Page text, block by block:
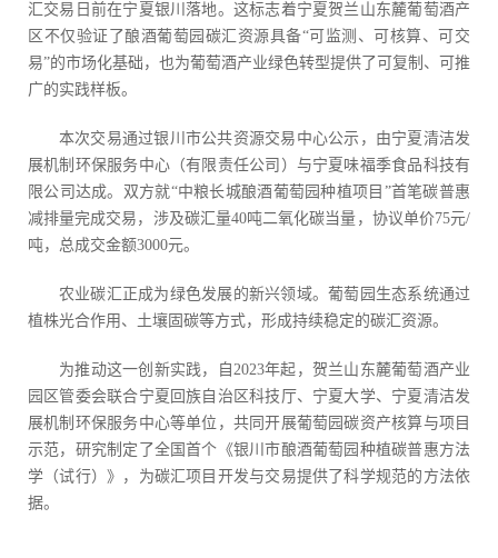
汇交易日前在宁夏银川落地。这标志着宁夏贺兰山东麓葡萄酒产
区不仅验证了酿酒葡萄园碳汇资源具备“可监测、可核算、可交
易”的市场化基础，也为葡萄酒产业绿色转型提供了可复制、可推
广的实践样板。
本次交易通过银川市公共资源交易中心公示，由宁夏清洁发
展机制环保服务中心（有限责任公司）与宁夏味福季食品科技有
限公司达成。双方就“中粮长城酿酒葡萄园种植项目”首笔碳普惠
减排量完成交易，涉及碳汇量40吨二氧化碳当量，协议单价75元/
吨，总成交金额3000元。
农业碳汇正成为绿色发展的新兴领域。葡萄园生态系统通过
植株光合作用、土壤固碳等方式，形成持续稳定的碳汇资源。
为推动这一创新实践，自2023年起，贺兰山东麓葡萄酒产业
园区管委会联合宁夏回族自治区科技厅、宁夏大学、宁夏清洁发
展机制环保服务中心等单位，共同开展葡萄园碳资产核算与项目
示范，研究制定了全国首个《银川市酿酒葡萄园种植碳普惠方法
学（试行）》，为碳汇项目开发与交易提供了科学规范的方法依
据。